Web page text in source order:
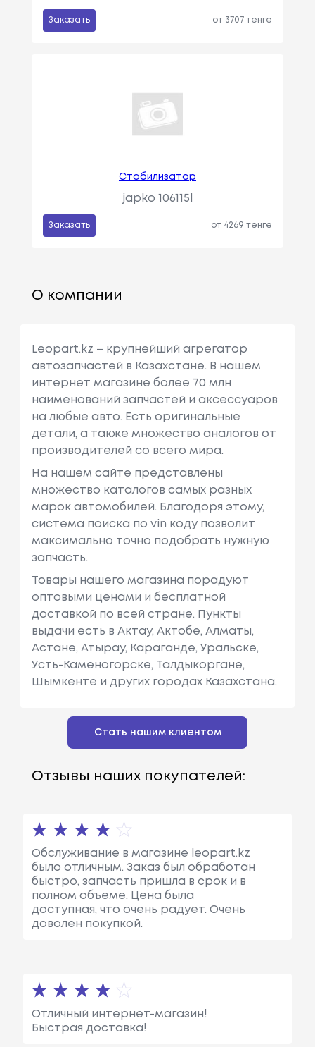
Заказать от 3707 тенге
Стабилизатор
japko 106115l
Заказать от 4269 тенге
О компании
Leopart.kz – крупнейший агрегатор
автозапчастей в Казахстане. В нашем
интернет магазине более 70 млн
наименований запчастей и аксессуаров
на любые авто. Есть оригинальные
детали, а также множество аналогов от
производителей со всего мира.
На нашем сайте представлены
множество каталогов самых разных
марок автомобилей. Благодоря этому,
система поиска по vin коду позволит
максимально точно подобрать нужную
запчасть.
Товары нашего магазина порадуют
оптовыми ценами и бесплатной
доставкой по всей стране. Пункты
выдачи есть в Актау, Актобе, Алматы,
Астане, Атырау, Караганде, Уральске,
Усть-Каменогорске, Талдыкоргане,
Шымкенте и других городах Казахстана.
Стать нашим клиентом
Отзывы наших покупателей:
Обслуживание в магазине leopart.kz
было отличным. Заказ был обработан
быстро, запчасть пришла в срок и в
полном объеме. Цена была
доступная, что очень радует. Очень
доволен покупкой.
Отличный интернет-магазин!
Быстрая доставка!